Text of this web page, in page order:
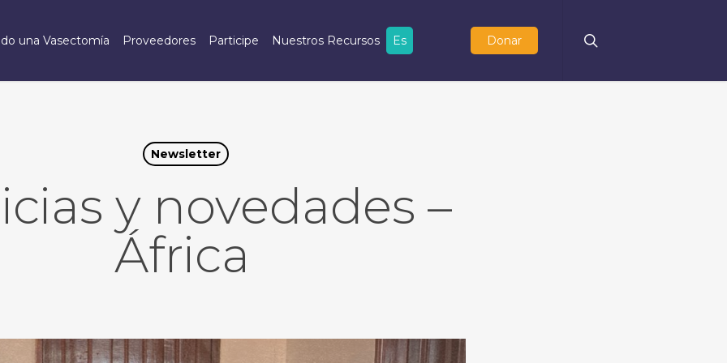
una Vasectomía Proveedores Participe Nuestros Recursos Es Donar
Newsletter
y novedades –
África